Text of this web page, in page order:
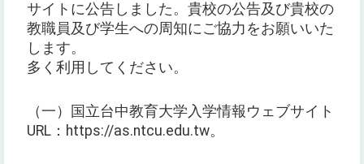
サイトに公告しました。貴校の公告及び貴校の
教職員及び学生への周知にご協力をお願いいた
します。
多く利用してください。
（一）国立台中教育大学入学情報ウェブサイト
URL：https://as.ntcu.edu.tw。